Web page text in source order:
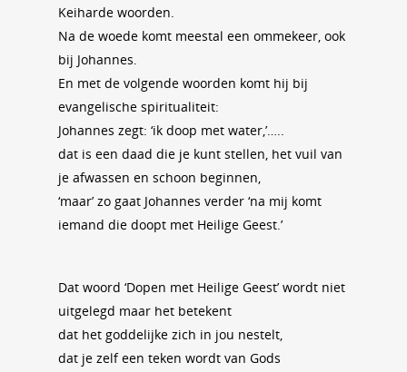
Keiharde woorden.
Na de woede komt meestal een ommekeer, ook
bij Johannes.
En met de volgende woorden komt hij bij
evangelische spiritualiteit:
Johannes zegt: ‘ik doop met water,’…..
dat is een daad die je kunt stellen, het vuil van
je afwassen en schoon beginnen,
‘maar’ zo gaat Johannes verder ‘na mij komt
iemand die doopt met Heilige Geest.’
Dat woord ‘Dopen met Heilige Geest’ wordt niet
uitgelegd maar het betekent
dat het goddelijke zich in jou nestelt,
dat je zelf een teken wordt van Gods